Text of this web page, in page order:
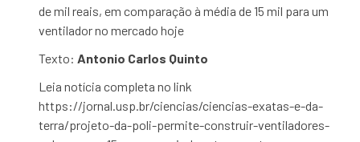
de mil reais, em comparação à média de 15 mil para um
ventilador no mercado hoje
Texto:Antonio Carlos Quinto
Leia notícia completa no link
https://jornal.usp.br/ciencias/ciencias-exatas-e-da-
terra/projeto-da-poli-permite-construir-ventiladores-